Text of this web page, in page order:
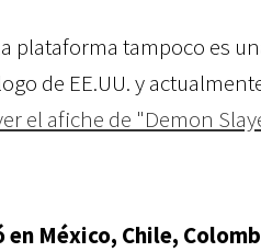
plataforma tampoco es
de EE.UU. y
el afiche de "Demon
en México, Chile,